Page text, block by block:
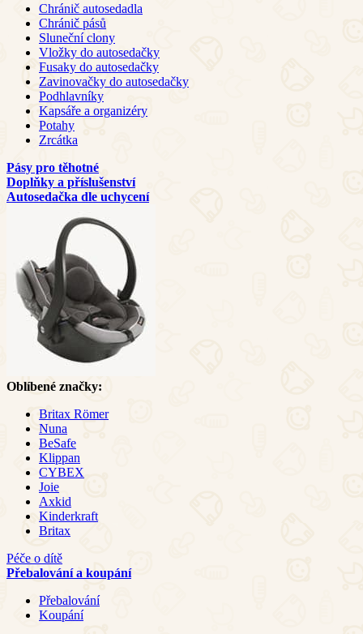
Chránič autosedadla
Chránič pásů
Sluneční clony
Vložky do autosedačky
Fusaky do autosedačky
Zavinovačky do autosedačky
Podhlavníky
Kapsáře a organizéry
Potahy
Zrcátka
Pásy pro těhotné
Doplňky a příslušenství
Autosedačka dle uchycení
Oblíbené značky:
Britax Römer
Nuna
BeSafe
Klippan
CYBEX
Joie
Axkid
Kinderkraft
Britax
Péče o dítě
Přebalování a koupání
Přebalování
Koupání